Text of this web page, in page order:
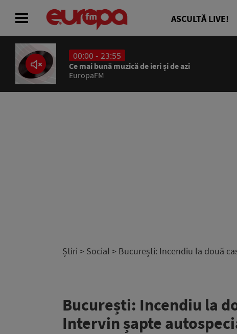
ASCULTĂ LIVE!
00:00 - 23:55
Ce mai bună muzică de ieri și de azi
EuropaFM
Știri > Social > București: Incendiu la două
București: Incendiu la
Intervin șapte
ACASĂ
ȘTIRI